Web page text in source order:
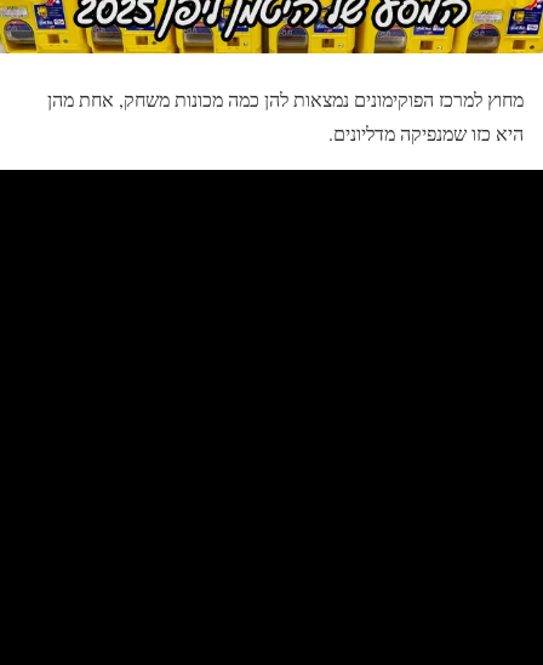
מחוץ למרכז הפוקימונים נמצאות להן כמה מכונות משחק, אחת מהן
היא כזו שמנפיקה מדליונים.